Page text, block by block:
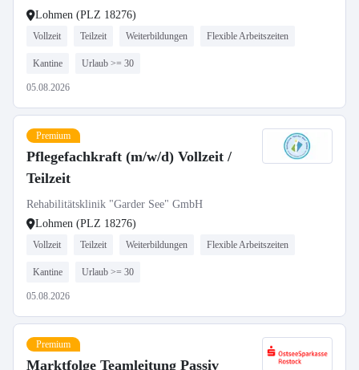
Lohmen (PLZ 18276)
Vollzeit Teilzeit Weiterbildungen Flexible Arbeitszeiten
Kantine Urlaub >= 30
05.08.2026
Premium
Pflegefachkraft (m/w/d) Vollzeit /
Teilzeit
Rehabilitätsklinik "Garder See" GmbH
Lohmen (PLZ 18276)
Vollzeit Teilzeit Weiterbildungen Flexible Arbeitszeiten
Kantine Urlaub >= 30
05.08.2026
Premium
Marktfolge Teamleitung Passiv